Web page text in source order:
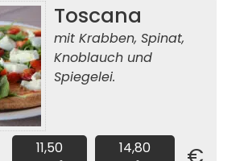
Toscana
11,50 14,80
mit Krabben, Spinat,
Knoblauch und
Spiegelei.